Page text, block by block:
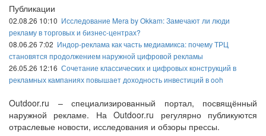
Публикации
02.08.26 10:10 Исследование Mera by Okkam: Замечают ли люди
рекламу в торговых и бизнес-центрах?
08.06.26 7:02 Индор-реклама как часть медиамикса: почему ТРЦ
становятся продолжением наружной цифровой рекламы
26.05.26 12:16 Сочетание классических и цифровых конструкций в
рекламных кампаниях повышает доходность инвестиций в ooh
Outdoor.ru – специализированный портал, посвящённый
наружной рекламе. На Outdoor.ru регулярно публикуются
отраслевые новости, исследования и обзоры прессы.